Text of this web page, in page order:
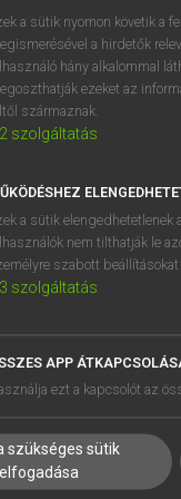
BELÉPÉS
a sütik nyomon követik a
a hirdetők
hány alkalommal
ezeket az
származnak.
2 szolgáltatás
a sütik
nem tilthatják le
szabott
3 szolgáltatás
APP
ezt a kapcsolót az
szükséges sütik
elfogadása